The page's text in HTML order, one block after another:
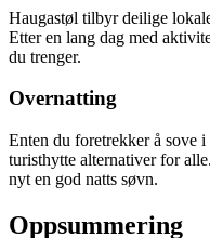
Haugastøl tilbyr deilige
Etter en lang dag med
du trenger.
Overnatting
Enten du foretrekker å sove
turisthytte alternativer for
nyt en god natts søvn.
Oppsummering